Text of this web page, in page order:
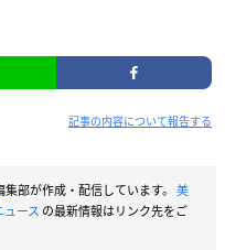
記事の内容について報告する
部が作成・配信しています。 美
ュース の最新情報はリンク先をご